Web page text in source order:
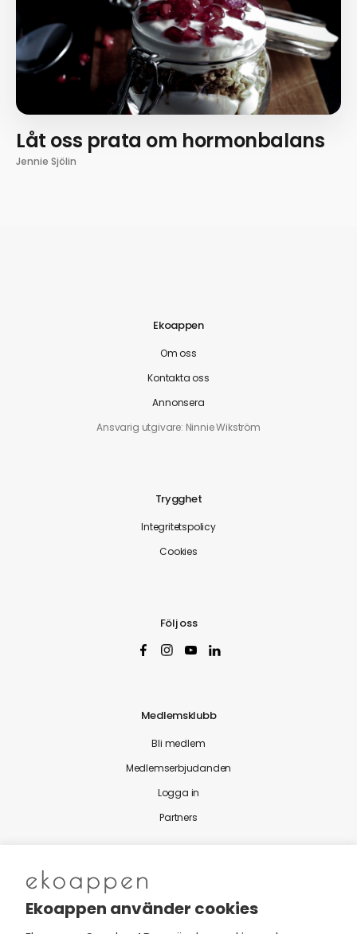
Låt oss prata om hormonbalans
Jennie Sjölin
Ekoappen
Om oss
Kontakta oss
Annonsera
Ansvarig utgivare: Ninnie Wikström
Trygghet
Integritetspolicy
Cookies
Följ oss
Medlemsklubb
Bli medlem
Medlemserbjudanden
Logga in
Partners
Nytt från Ekoappen
Ekoappen använder cookies